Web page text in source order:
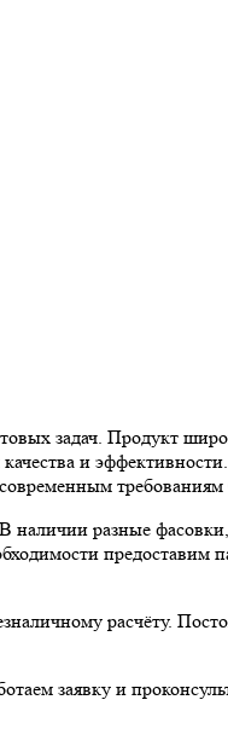
Продукт широко
и
требованиям
разные фасовки,
предоставим
расчёту.
и